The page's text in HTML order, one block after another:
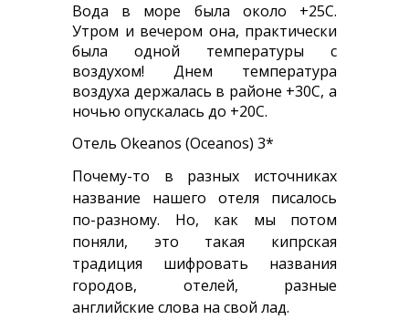
Вода в море была около +25С.
Утром и вечером она, практически
была одной температуры с
воздухом! Днем температура
воздуха держалась в районе +30С, а
ночью опускалась до +20С.
Отель Okeanos (Oceanos) 3*
Почему-то в разных источниках
название нашего отеля писалось
по-разному. Но, как мы потом
поняли, это такая кипрская
традиция шифровать названия
городов, отелей, разные
английские слова на свой лад.